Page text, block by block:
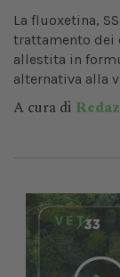
La fluoxetina,
trattamento dei
allestita in
alternativa alla
A cura di